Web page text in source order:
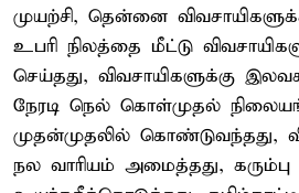
முயற்சி, தென்னை
உபரி நிலத்தை மீட்டு
செய்தது, விவசாயிகளுக்கு
நேரடி நெல் கொள்முதல்
முதன்முதலில் கொண்டுவந்தது,
நல வாரியம் அமைத்தது,